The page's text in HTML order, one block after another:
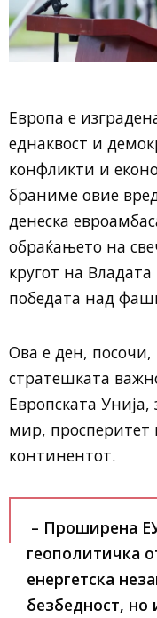
Европа е
еднаквост и
конфликти и
браниме овие
денеска
обраќањето на
кругот на
победата над
Ова е ден, посочи,
стратешката
Европската Унија,
мир, просперитет
континентот.
– Проширена
геополитичка
енергетска
безбедност, но